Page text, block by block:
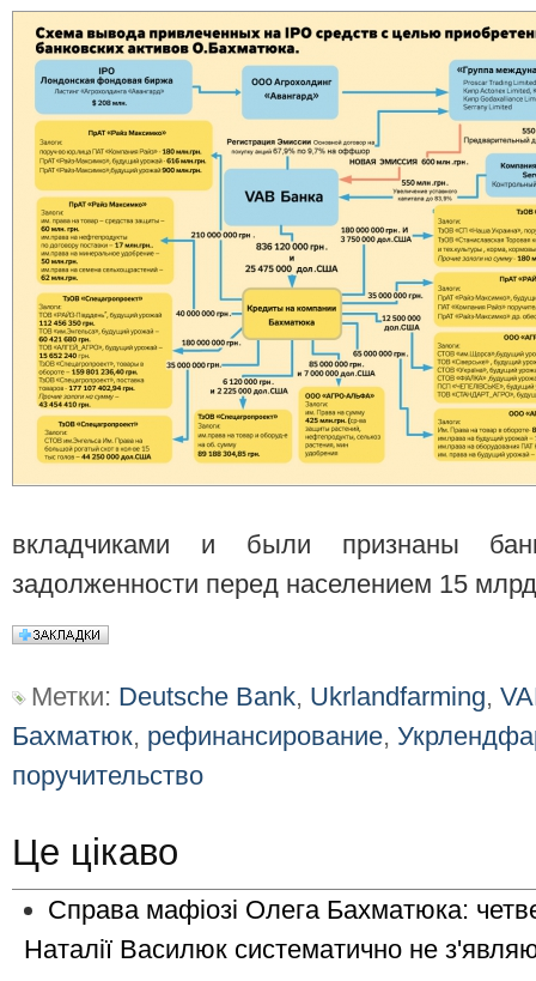
вкладчиками и были признаны
задолженности перед населением 15
Метки: Deutsche Bank, Ukrlandfarming,
Бахматюк, рефинансирование,
поручительство
Це цікаво
Справа мафіозі Олега Бахматюка:
Наталії Василюк систематично не